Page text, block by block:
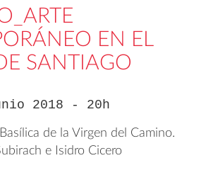
EN EL
SANTIAGO
2018 - 20h
de la Virgen del Camino.
e Isidro Cicero